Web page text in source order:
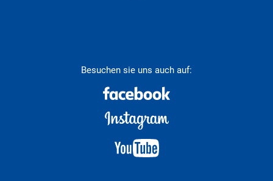
Besuchen sie uns auch auf: